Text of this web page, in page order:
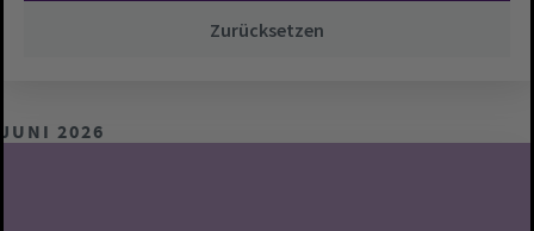
Zurücksetzen
JUNI 2026